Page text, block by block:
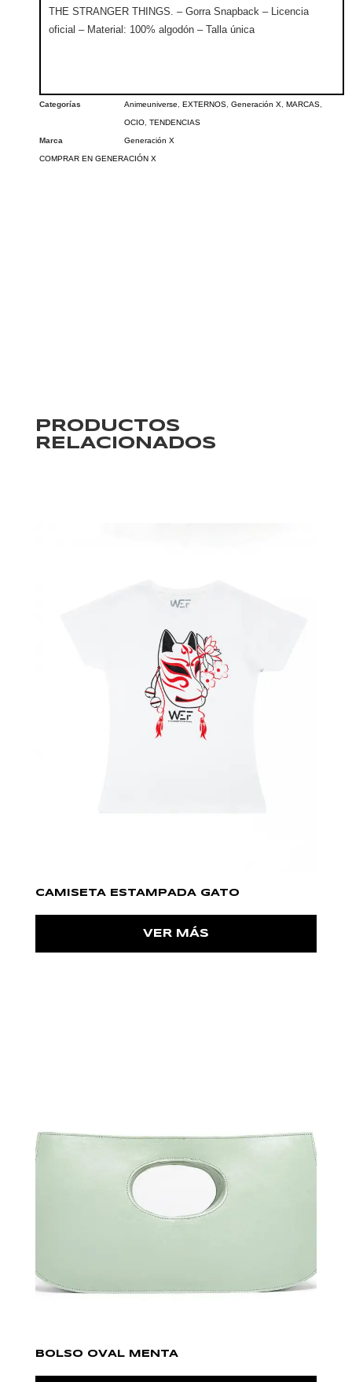
THE STRANGER THINGS. – Gorra Snapback – Licencia
oficial – Material: 100% algodón – Talla única
Categorías Animeuniverse EXTERNOS Generación X MARCAS
OCIO TENDENCIAS
Marca Generación X
COMPRAR EN GENERACIÓN X
PRODUCTOS
RELACIONADOS
CAMISETA ESTAMPADA GATO
VER MÁS
BOLSO OVAL MENTA